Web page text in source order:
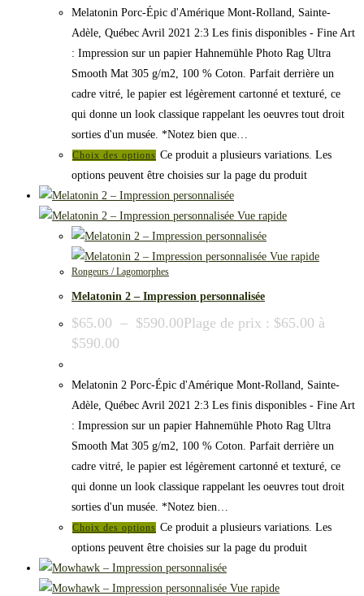
Melatonin Porc-Épic d'Amérique Mont-Rolland, Sainte-
Adèle, Québec Avril 2021 2:3 Les finis disponibles - Fine Art
: Impression sur un papier Hahnemühle Photo Rag Ultra
Smooth Mat 305 g/m2, 100 % Coton. Parfait derrière un
cadre vitré, le papier est légèrement cartonné et texturé, ce
qui donne un look classique rappelant les oeuvres tout droit
sorties d'un musée. *Notez bien que…
Choix des options Ce produit a plusieurs variations. Les
options peuvent être choisies sur la page du produit
Vue rapide
Vue rapide
Rongeurs / Lagomorphes
Melatonin 2 – Impression personnalisée
$65.00 – $590.00Plage de prix : $65.00 à
$590.00
Melatonin 2 Porc-Épic d'Amérique Mont-Rolland, Sainte-
Adèle, Québec Avril 2021 2:3 Les finis disponibles - Fine Art
: Impression sur un papier Hahnemühle Photo Rag Ultra
Smooth Mat 305 g/m2, 100 % Coton. Parfait derrière un
cadre vitré, le papier est légèrement cartonné et texturé, ce
qui donne un look classique rappelant les oeuvres tout droit
sorties d'un musée. *Notez bien…
Choix des options Ce produit a plusieurs variations. Les
options peuvent être choisies sur la page du produit
Vue rapide